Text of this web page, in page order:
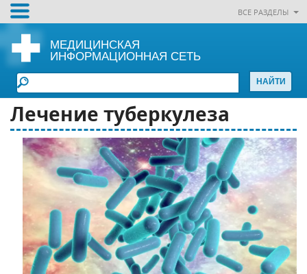
ВСЕ РАЗДЕЛЫ
МЕДИЦИНСКАЯ
ИНФОРМАЦИОННАЯ СЕТЬ
Лечение туберкулеза